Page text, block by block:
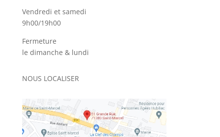
Vendredi et samedi
9h00/19h00
Fermeture
le dimanche & lundi
NOUS LOCALISER